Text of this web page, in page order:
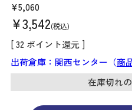
¥5,060
¥3,542 税込
[32 ポイント還元 ]
出荷倉庫：関西センター（商
在庫切れの